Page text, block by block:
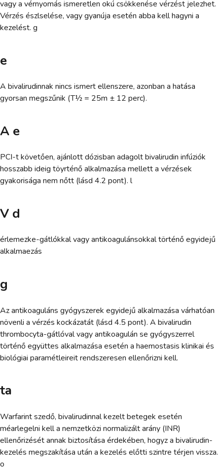
vagy a vérnyomás ismeretlen okú csökkenése vérzést jelezhet.
Vérzés észlselése, vagy gyanúja esetén abba kell hagyni a
kezelést. g
e
A bivalirudinnak nincs ismert ellenszere, azonban a hatása
gyorsan megszűnik (T½ = 25m ± 12 perc).
A e
PCI-t követően, ajánlott dózisban adagolt bivalirudin infúziók
hosszabb ideig töyrténő alkalmazása mellett a vérzések
gyakorisága nem nőtt (lásd 4.2 pont). l
V d
érlemezke-gátlókkal vagy antikoagulánsokkal történő egyidejű
alkalmaezás
g
Az antikoaguláns gyógyszerek egyidejű alkalmazása várhatóan
növenli a vérzés kockázatát (lásd 4.5 pont). A bivalirudin
thrombocyta-gátlóval vagy antikoagulán se gyógyszerrel
történő együttes alkalmazása esetén a haemostasis klinikai és
biológiai paramétleireit rendszeresen ellenőrizni kell.
ta
Warfarint szedő, bivalirudinnal kezelt betegek esetén
méarlegelni kell a nemzetközi normalizált arány (INR)
ellenőrizését annak biztosítása érdekében, hogyz a bivalirudin-
kezelés megszakítása után a kezelés előtti szintre térjen vissza.
o